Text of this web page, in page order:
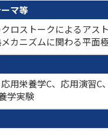
マ等
ロストークによるアス
カニズムに関わる平面
用栄養学C、応用演習C
学実験